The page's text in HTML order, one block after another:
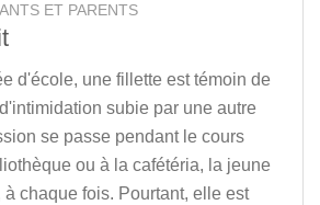
ET PARENTS
d'école, une fillette est témoin de
subie par une autre
se passe pendant le cours
ou à la cafétéria, la jeune
chaque fois. Pourtant, elle est